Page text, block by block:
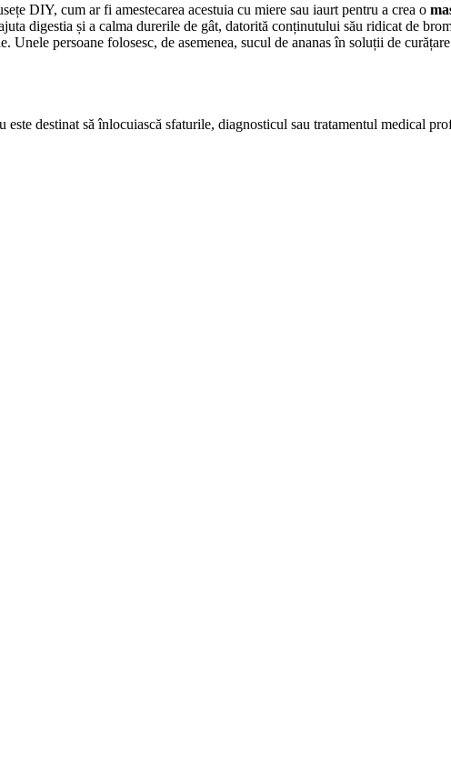
DIY, cum ar fi amestecarea acestuia cu miere sau iaurt pentru a crea o
digestia și a calma durerile de gât, datorită conținutului său ridicat de
persoane folosesc, de asemenea, sucul de ananas în soluții de
destinat să înlocuiască sfaturile, diagnosticul sau tratamentul medical